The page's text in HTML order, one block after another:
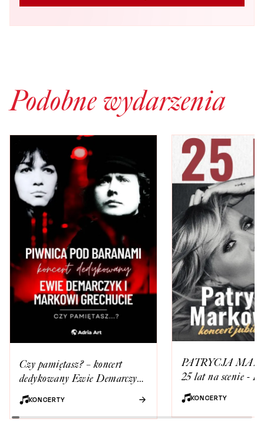
Podobne wydarzenia
Czy pamiętasz? – koncert
dedykowany Ewie Demarczyk
i Markowi Grechucie w
wykonaniu Piwnicy pod
Baranami
KONCERTY
PATRYCJA
25 lat na scenie -
KONCERTY